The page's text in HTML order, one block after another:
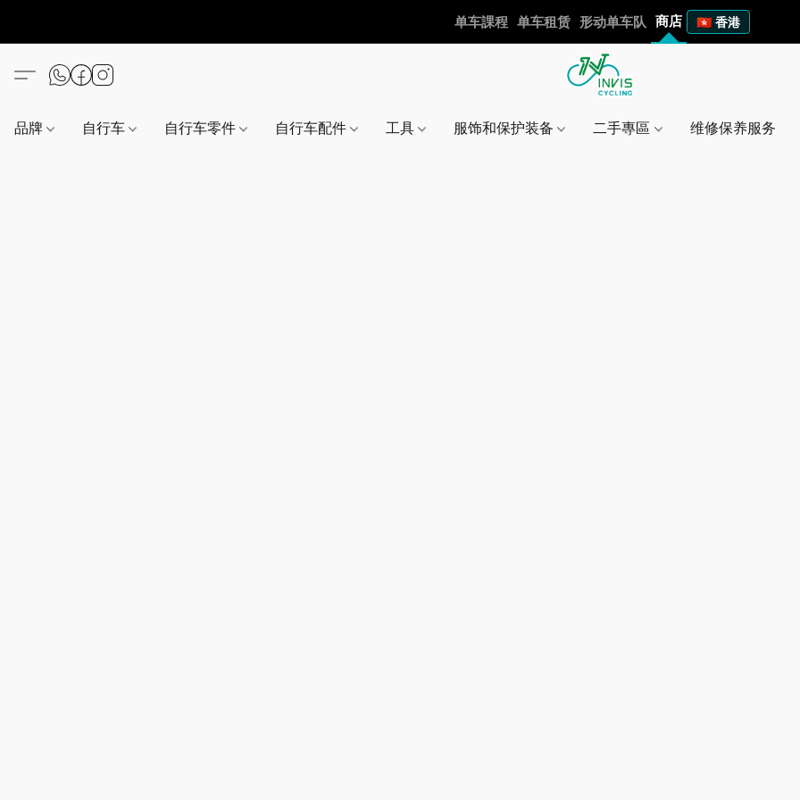
单车課程 单车租赁 形动单车队 商店 🇭🇰 香港
品牌 自行车 自行车零件 自行车配件 工具 服饰和保护装备 二手專區 维修保养服务